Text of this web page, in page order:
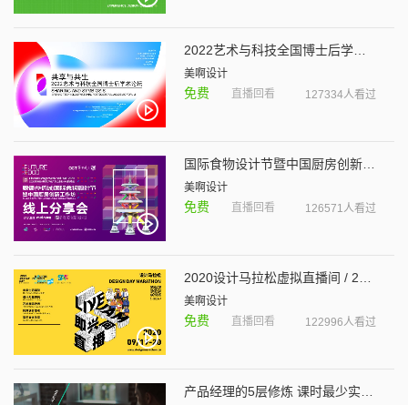
2022艺术与科技全国博士后学术论坛
美啊设计
免费 直播回看 127334人看过
国际食物设计节暨中国厨房创新工作坊
美啊设计
免费 直播回看 126571人看过
2020设计马拉松虚拟直播间 / 2020 Design Marathon Live Jam
美啊设计
免费 直播回看 122996人看过
产品经理的5层修炼 课时最少实效最好的PM常备课